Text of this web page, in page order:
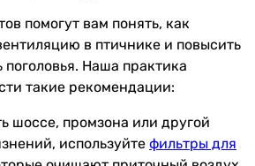
помогут вам понять, как
в птичнике и повысить
поголовья. Наша практика
такие рекомендации:
шоссе, промзона или другой
используйте фильтры для